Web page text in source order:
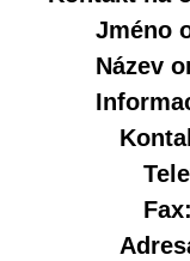
Jméno
Název
Fax: